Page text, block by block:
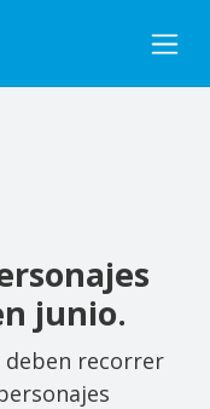
junio.
deben recorrer